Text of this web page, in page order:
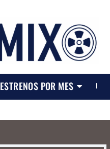
ESTRENOS POR MES